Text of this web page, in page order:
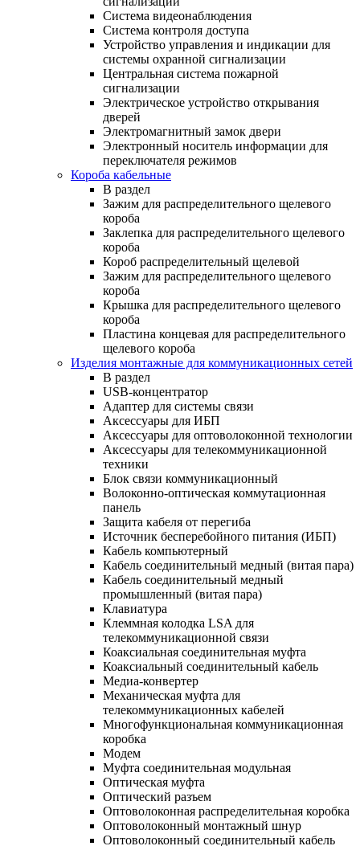
Система видеонаблюдения
Система контроля доступа
Устройство управления и индикации для
системы охранной сигнализации
Центральная система пожарной
сигнализации
Электрическое устройство открывания
дверей
Электромагнитный замок двери
Электронный носитель информации для
переключателя режимов
Короба кабельные
В раздел
Зажим для распределительного щелевого
короба
Заклепка для распределительного щелевого
короба
Короб распределительный щелевой
Зажим для распределительного щелевого
короба
Крышка для распределительного щелевого
короба
Пластина концевая для распределительного
щелевого короба
Изделия монтажные для коммуникационных сетей
В раздел
USB-концентратор
Адаптер для системы связи
Аксессуары для ИБП
Аксессуары для оптоволоконной технологии
Аксессуары для телекоммуникационной
техники
Блок связи коммуникационный
Волоконно-оптическая коммутационная
панель
Защита кабеля от перегиба
Источник бесперебойного питания (ИБП)
Кабель компьютерный
Кабель соединительный медный (витая пара)
Кабель соединительный медный
промышленный (витая пара)
Клавиатура
Клеммная колодка LSA для
телекоммуникационной связи
Коаксиальная соединительная муфта
Коаксиальный соединительный кабель
Медиа-конвертер
Механическая муфта для
телекоммуникационных кабелей
Многофункциональная коммуникационная
коробка
Модем
Муфта соединительная модульная
Оптическая муфта
Оптический разъем
Оптоволоконная распределительная коробка
Оптоволоконный монтажный шнур
Оптоволоконный соединительный кабель